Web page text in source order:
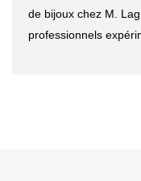
de bijoux chez M.
professionnels